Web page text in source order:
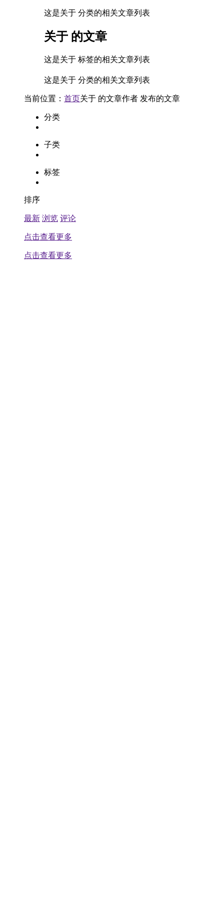
这是关于 分类的相关文章列表
关于 的文章
这是关于 标签的相关文章列表
这是关于 分类的相关文章列表
当前位置： 首页关于 的文章作者 发布的文章
分类
子类
标签
排序
最新 浏览 评论
点击查看更多
点击查看更多